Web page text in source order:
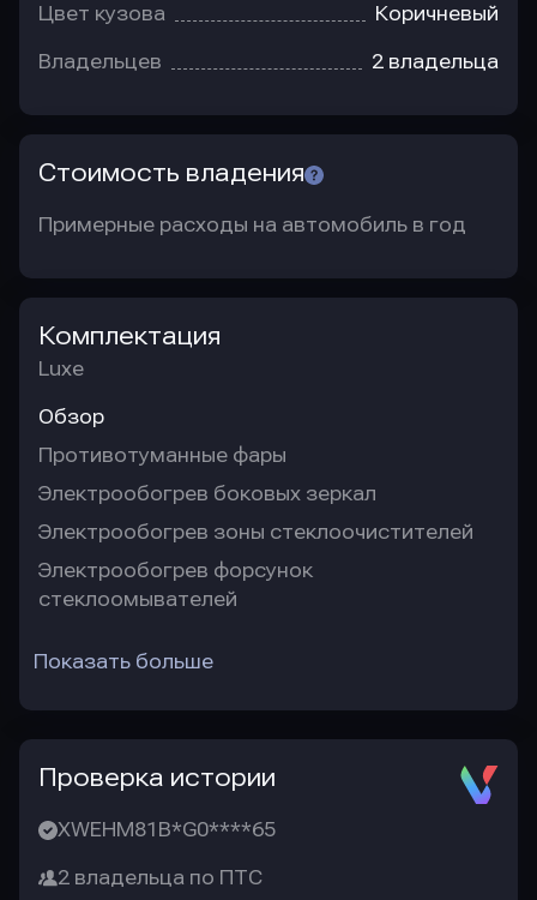
Цвет кузова Коричневый
Владельцев 2 владельца
Стоимость владения
Примерные расходы на автомобиль в год
Комплектация
Luxe
Обзор
Противотуманные фары
Электрообогрев боковых зеркал
Электрообогрев зоны стеклоочистителей
Электрообогрев форсунок
стеклоомывателей
Показать больше
Проверка истории
XWEHM81B*G0****65
2 владельца по ПТС